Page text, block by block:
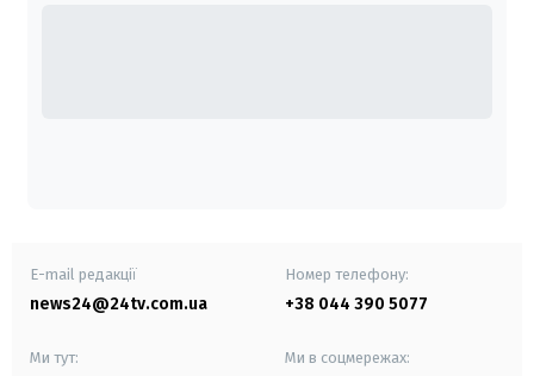
E-mail редакції
news24@24tv.com.ua
Номер телефону:
+38 044 390 5077
Ми тут: Ми в соцмережах: